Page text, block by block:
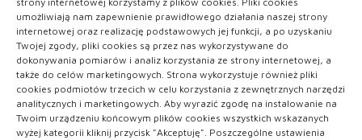
umożliwiają nam zapewnienie prawidłowego działania naszej strony
internetowej oraz realizację podstawowych jej funkcji, a po uzyskaniu
Twojej zgody, pliki cookies są przez nas wykorzystywane do
dokonywania pomiarów i analiz korzystania ze strony internetowej, a
także do celów marketingowych. Strona wykorzystuje również pliki
cookies podmiotów trzecich w celu korzystania z zewnętrznych narzędzi
analitycznych i marketingowych. Aby wyrazić zgodę na instalowanie na
Twoim urządzeniu końcowym plików cookies wszystkich wskazanych
wyżej kategorii kliknij przycisk "Akceptuję". Poszczególne ustawienia
ARTYKUŁ SPONSOROWANY
Kobieta
Uroda
Zdrowie